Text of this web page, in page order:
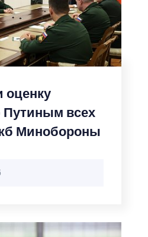
оценку
всех
Минобороны